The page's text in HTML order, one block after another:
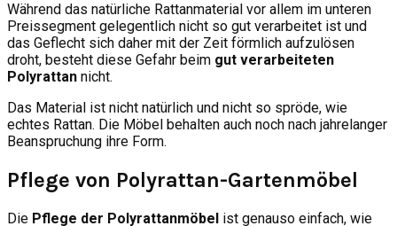
Während das natürliche Rattanmaterial vor allem im unteren
Preissegment gelegentlich nicht so gut verarbeitet ist und
das Geflecht sich daher mit der Zeit förmlich aufzulösen
droht, besteht diese Gefahr beim gut verarbeiteten
Polyrattan nicht.
Das Material ist nicht natürlich und nicht so spröde, wie
echtes Rattan. Die Möbel behalten auch noch nach jahrelanger
Beanspruchung ihre Form.
Pflege von Polyrattan-Gartenmöbel
Die Pflege der Polyrattanmöbel ist genauso einfach, wie